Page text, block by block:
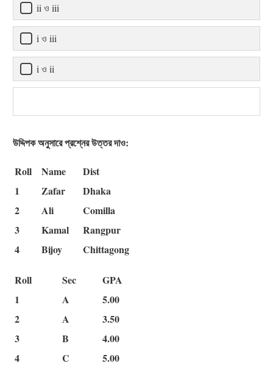
ii ও iii
i ও iii
i ও ii
উদ্দিপক অনুসারে প্রশ্নের উত্তর দাও:
Roll Name
Dist
1
Zafar
Dhaka
2
Ali
Comilla
3
Kamal
Rangpur
4
Bijoy Chittagong
Roll Sec
GPA
1
A
5.00
2
A
3.50
3
B
4.00
4
C
5.00